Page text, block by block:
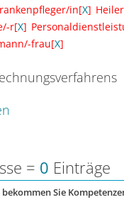
in[X]
r[X]
frau[X]
= 0 Einträge
Sie